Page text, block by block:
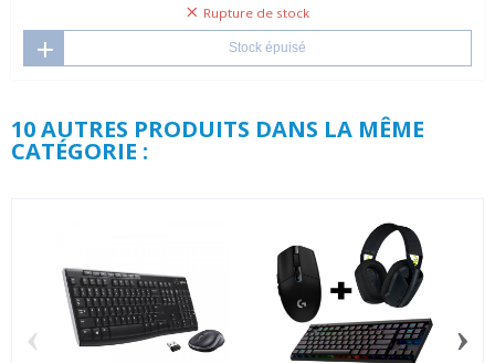
Rupture de stock
Stock épuisé
10 AUTRES PRODUITS DANS LA MÊME
CATÉGORIE :
‹ ›